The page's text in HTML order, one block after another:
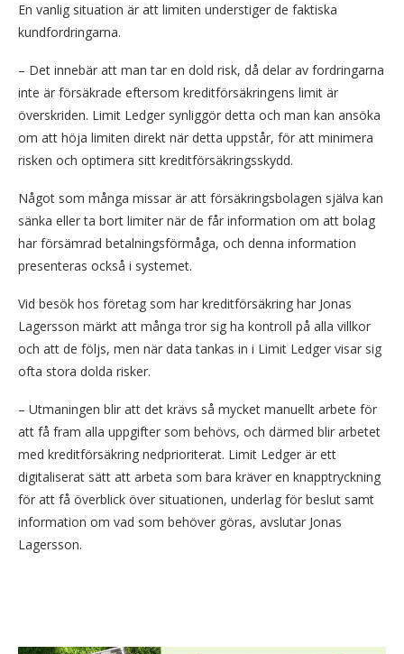
En vanlig situation är att limiten understiger de faktiska
kundfordringarna.
– Det innebär att man tar en dold risk, då delar av fordringarna
inte är försäkrade eftersom kreditförsäkringens limit är
överskriden. Limit Ledger synliggör detta och man kan ansöka
om att höja limiten direkt när detta uppstår, för att minimera
risken och optimera sitt kreditförsäkringsskydd.
Något som många missar är att försäkringsbolagen själva kan
sänka eller ta bort limiter när de får information om att bolag
har försämrad betalningsförmåga, och denna information
presenteras också i systemet.
Vid besök hos företag som har kreditförsäkring har Jonas
Lagersson märkt att många tror sig ha kontroll på alla villkor
och att de följs, men när data tankas in i Limit Ledger visar sig
ofta stora dolda risker.
– Utmaningen blir att det krävs så mycket manuellt arbete för
att få fram alla uppgifter som behövs, och därmed blir arbetet
med kreditförsäkring nedprioriterat. Limit Ledger är ett
digitaliserat sätt att arbeta som bara kräver en knapptryckning
för att få överblick över situationen, underlag för beslut samt
information om vad som behöver göras, avslutar Jonas
Lagersson.